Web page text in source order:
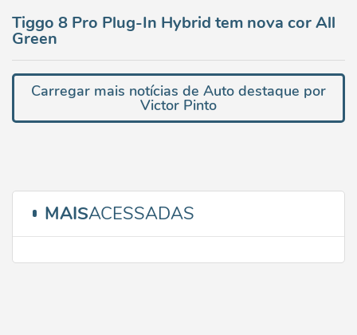
Tiggo 8 Pro Plug-In Hybrid tem nova cor All
Green
Carregar mais notícias de Auto destaque por
Victor Pinto
MAISACESSADAS